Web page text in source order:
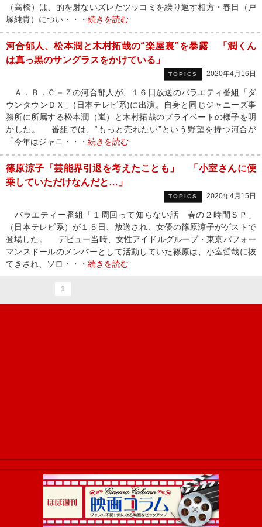
（高橋）は、的を射ないズレたツッコミを繰り返す相方・春日（戸
塚純貴）につい・・・ 続きを読む
河合郁人、松本潤と木村拓哉の“楽屋裏”を暴露 「潤くん
は真っ黒のサングラスをかけている」
TOPICS 2020年4月16日
Ａ．Ｂ．Ｃ－Ｚの河合郁人が、１６日放送のバラエティ番組「ダ
ウンタウンＤＸ」(日本テレビ系)に出演。自身と同じジャニーズ事
務所に所属する松本潤（嵐）と木村拓哉のプライベートの様子を明
かした。 番組では、“もっと売れたい”という野望を持つ河合が
「今年はジャニ・・・ 続きを読む
篠原涼子「芸能界引退を考えたことも」 「小室さんに便
乗していただけなんだと…」
TOPICS 2020年4月15日
バラエティー番組「１周回って知らない話 春の２時間ＳＰ」
（日本テレビ系）が１５日、放送され、女優の篠原涼子がゲストで
登場した。 デビュー当時、女性アイドルグループ・東京パフォー
マンスドールのメンバーとして活動していた篠原は、小室哲哉に抜
てきされ、ソロ・・・ 続きを読む
1